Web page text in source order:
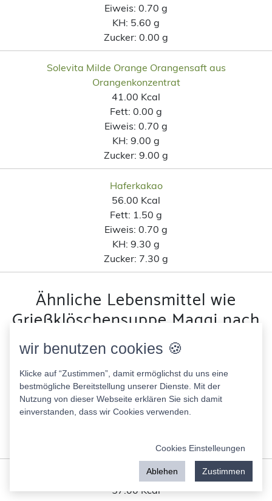
Eiweis: 0.70 g
KH: 5.60 g
Zucker: 0.00 g
Solevita Milde Orange Orangensaft aus
Orangenkonzentrat
41.00 Kcal
Fett: 0.00 g
Eiweis: 0.70 g
KH: 9.00 g
Zucker: 9.00 g
Haferkakao
56.00 Kcal
Fett: 1.50 g
Eiweis: 0.70 g
KH: 9.30 g
Zucker: 7.30 g
Ähnliche Lebensmittel wie
Grießklöschensuppe Maggi nach
Kohlenhydratanteil
Fruchtige Tomatencremesuppe Toskana
26.00 Kcal
Fett: 0.30 g
Eiweis:0.70 g
2.70 g
Tütensuppe Heisse Tasse Gemüse Creme
57.00 Kcal
wir benutzen cookies 🍪
Klicke auf “Zustimmen”, damit ermöglichst du uns eine
bestmögliche Bereitstellung unserer Dienste. Mit der
Nutzung von dieser Webseite erklären Sie sich damit
einverstanden, dass wir Cookies verwenden.
Cookies Einstelleungen
Ablehen Zustimmen